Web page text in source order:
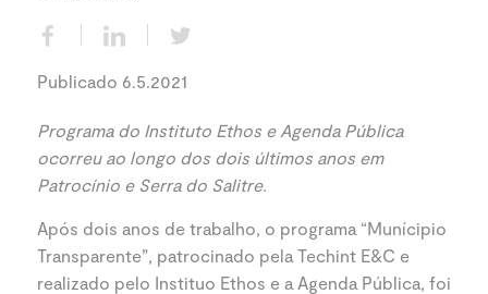
Publicado 6.5.2021
Programa do Instituto Ethos e Agenda Pública
ocorreu ao longo dos dois últimos anos em
Patrocínio e Serra do Salitre.
Após dois anos de trabalho, o programa “Munícipio
Transparente”, patrocinado pela Techint E&C e
realizado pelo Instituo Ethos e a Agenda Pública, foi